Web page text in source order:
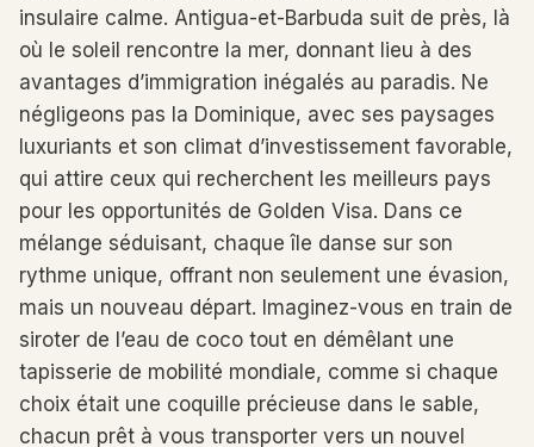
insulaire calme. Antigua-et-Barbuda suit de près, là
où le soleil rencontre la mer, donnant lieu à des
avantages d’immigration inégalés au paradis. Ne
négligeons pas la Dominique, avec ses paysages
luxuriants et son climat d’investissement favorable,
qui attire ceux qui recherchent les meilleurs pays
pour les opportunités de Golden Visa. Dans ce
mélange séduisant, chaque île danse sur son
rythme unique, offrant non seulement une évasion,
mais un nouveau départ. Imaginez-vous en train de
siroter de l’eau de coco tout en démêlant une
tapisserie de mobilité mondiale, comme si chaque
choix était une coquille précieuse dans le sable,
chacun prêt à vous transporter vers un nouvel